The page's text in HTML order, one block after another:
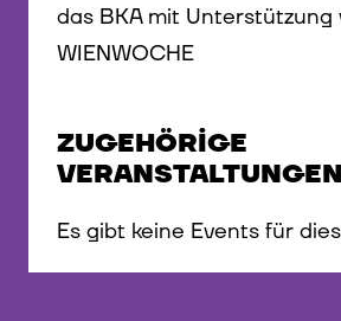
das BKA mit Unterstützung
WIENWOCHE
ZUGEHÖRIGE
VERANSTALTUNGEN
Es gibt keine Events für